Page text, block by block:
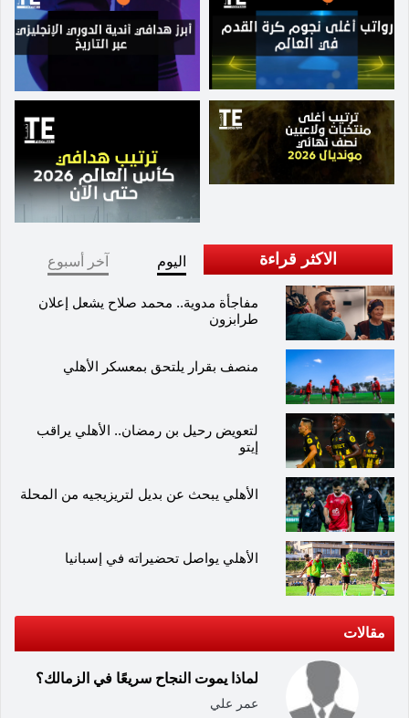
الاكثر قراءة اليوم آخر أسبوع
مفاجأة مدوية.. محمد صلاح يشعل إعلان
طرابزون
منصف بقرار يلتحق بمعسكر الأهلي
لتعويض رحيل بن رمضان.. الأهلي يراقب
إيتو
الأهلي يبحث عن بديل لتريزيجيه من المحلة
الأهلي يواصل تحضيراته في إسبانيا
مقالات
لماذا يموت النجاح سريعًا في الزمالك؟
عمر علي